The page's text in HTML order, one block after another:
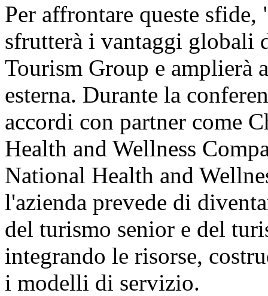
Per affrontare queste
sfrutterà i vantaggi globali
Tourism Group e amplierà
esterna. Durante la
accordi con partner come
Health and Wellness
National Health and
l'azienda prevede di
del turismo senior e del
integrando le risorse,
i modelli di servizio.